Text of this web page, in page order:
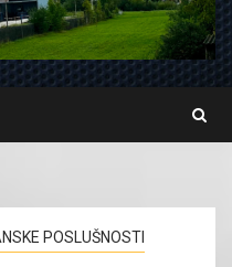
POSLUŠNOSTI